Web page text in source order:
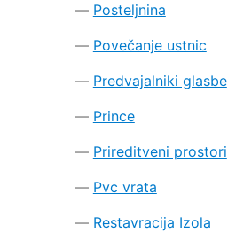
Posteljnina
Povečanje ustnic
Predvajalniki glasbe
Prince
Prireditveni prostori
Pvc vrata
Restavracija Izola